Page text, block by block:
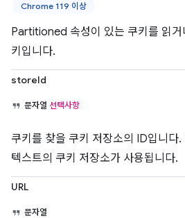
Chrome 119 이상
Partitioned 속성이 있는 쿠키를 읽거
키입니다.
storeId
문자열 선택사항
쿠키를 찾을 쿠키 저장소의 ID입니다
텍스트의 쿠키 저장소가 사용됩니다.
URL
문자열